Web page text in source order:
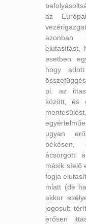
az
azonban
elutasítást,
esetben
hogy
pl. az
között, és
ugyan
békésen,
ácsorgott
másik síelő
fogja
miatt (de
akkor
jogosult
erősen